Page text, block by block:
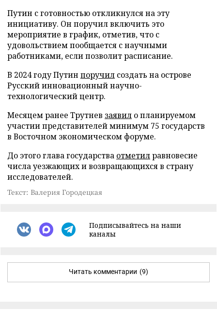
Путин с готовностью откликнулся на эту
инициативу. Он поручил включить это
мероприятие в график, отметив, что с
удовольствием пообщается с научными
работниками, если позволит расписание.
В 2024 году Путин поручил создать на острове
Русский инновационный научно-
технологический центр.
Месяцем ранее Трутнев заявил о планируемом
участии представителей минимум 75 государств
в Восточном экономическом форуме.
До этого глава государства отметилравновесие
числа уезжающих и возвращающихся в страну
исследователей.
Текст: Валерия Городецкая
Подписывайтесь на наши
каналы
Читать комментарии (9)